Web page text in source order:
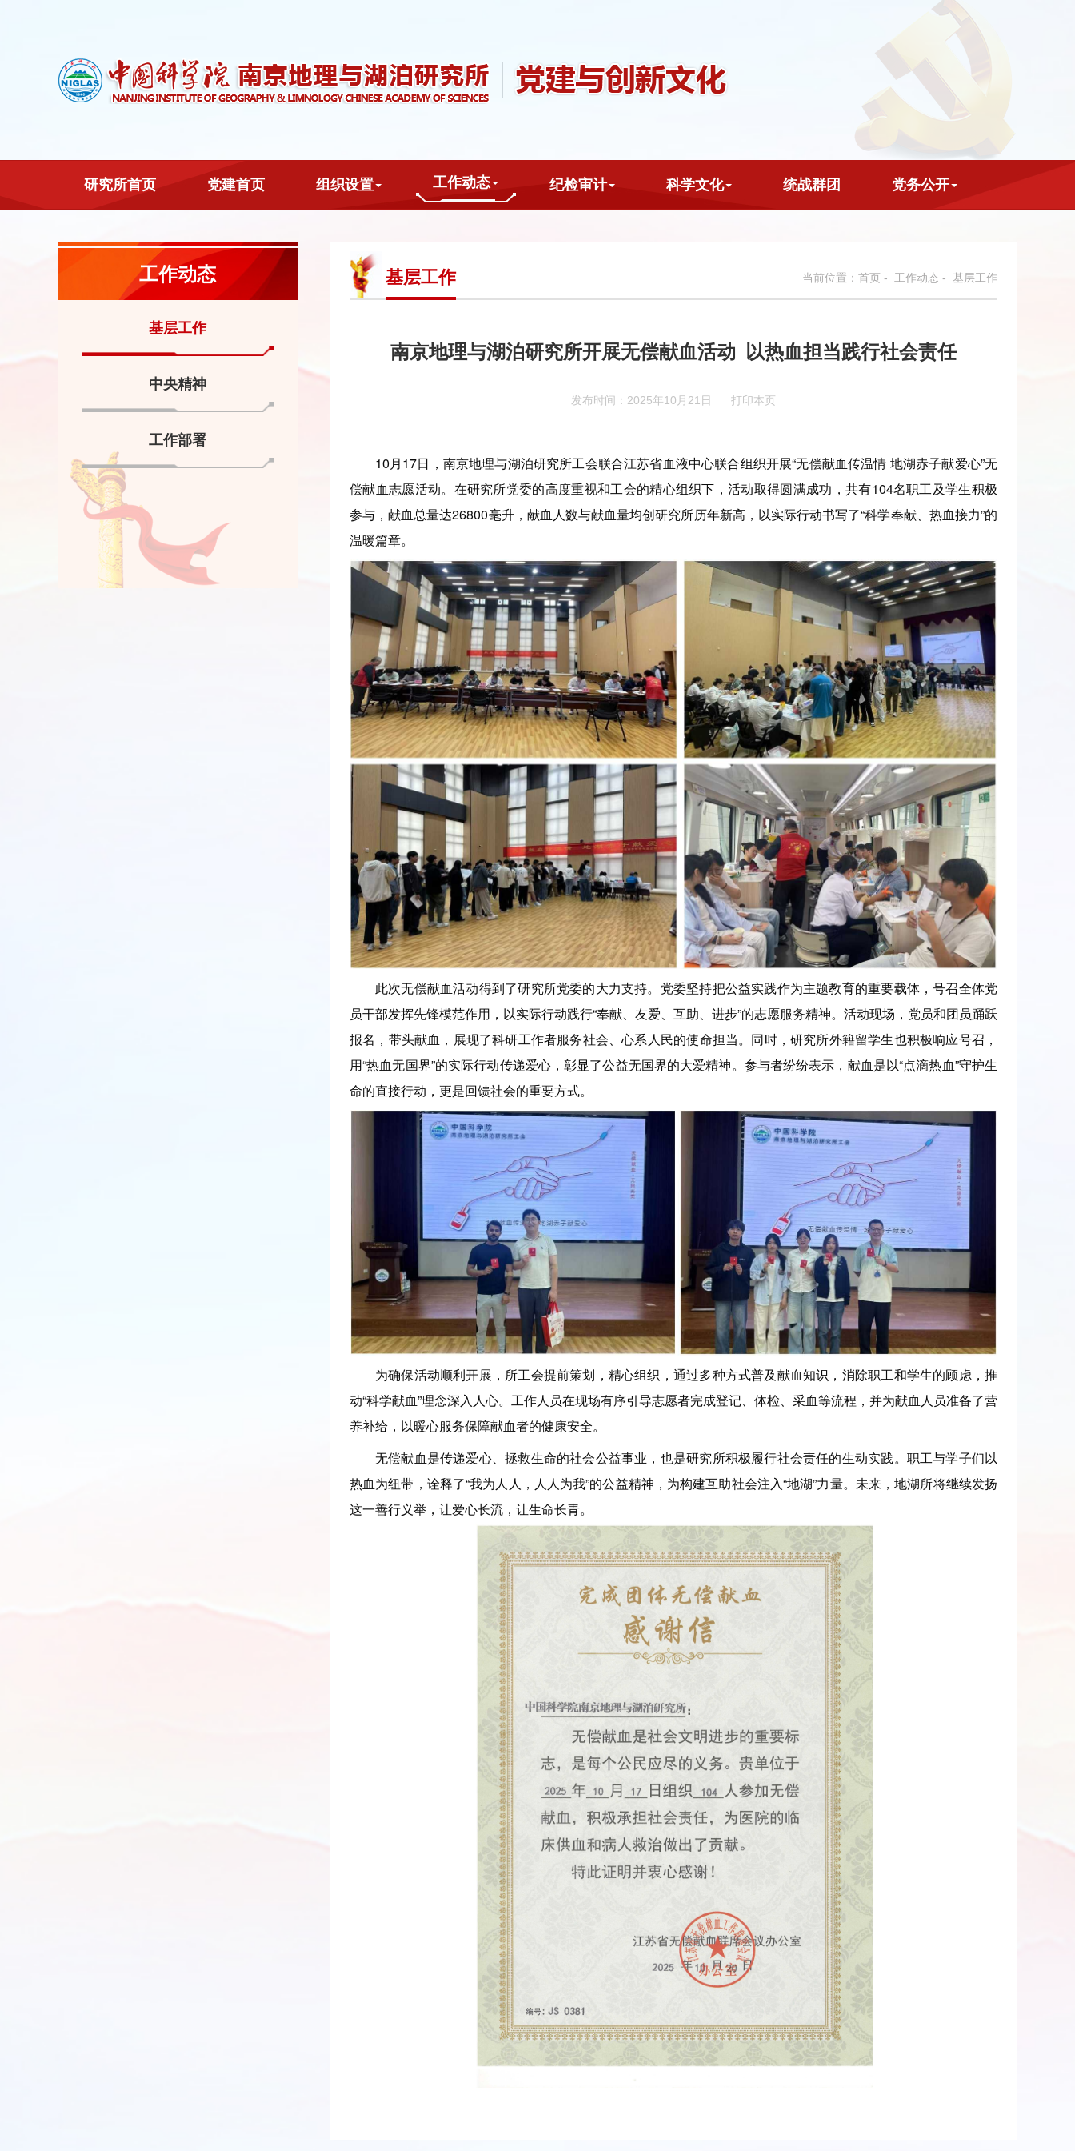
研究所首页 党建首页 组织设置 工作动态 纪检审计 科学文化 统战群团 党务公开
工作动态
基层工作
中央精神
工作部署
基层工作 当前位置： 首页 - 工作动态 - 基层工作
南京地理与湖泊研究所开展无偿献血活动 以热血担当践行社会责任
发布时间：2025年10月21日 打印本页
10月17日，南京地理与湖泊研究所工会联合江苏省血液中心联合组织开展“无偿献血传温情 地湖赤子献爱心”无
偿献血志愿活动。在研究所党委的高度重视和工会的精心组织下，活动取得圆满成功，共有104名职工及学生积极
参与，献血总量达26800毫升，献血人数与献血量均创研究所历年新高，以实际行动书写了“科学奉献、热血接力”的
温暖篇章。
此次无偿献血活动得到了研究所党委的大力支持。党委坚持把公益实践作为主题教育的重要载体，号召全体党
员干部发挥先锋模范作用，以实际行动践行“奉献、友爱、互助、进步”的志愿服务精神。活动现场，党员和团员踊跃
报名，带头献血，展现了科研工作者服务社会、心系人民的使命担当。同时，研究所外籍留学生也积极响应号召，
用“热血无国界”的实际行动传递爱心，彰显了公益无国界的大爱精神。参与者纷纷表示，献血是以“点滴热血”守护生
命的直接行动，更是回馈社会的重要方式。
为确保活动顺利开展，所工会提前策划，精心组织，通过多种方式普及献血知识，消除职工和学生的顾虑，推
动“科学献血”理念深入人心。工作人员在现场有序引导志愿者完成登记、体检、采血等流程，并为献血人员准备了营
养补给，以暖心服务保障献血者的健康安全。
无偿献血是传递爱心、拯救生命的社会公益事业，也是研究所积极履行社会责任的生动实践。职工与学子们以
热血为纽带，诠释了“我为人人，人人为我”的公益精神，为构建互助社会注入“地湖”力量。未来，地湖所将继续发扬
这一善行义举，让爱心长流，让生命长青。